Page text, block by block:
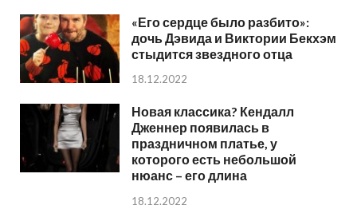
«Его сердце было разбито»:
дочь Дэвида и Виктории Бекхэм
стыдится звездного отца
18.12.2022
Новая классика? Кендалл
Дженнер появилась в
праздничном платье, у
которого есть небольшой
нюанс – его длина
18.12.2022